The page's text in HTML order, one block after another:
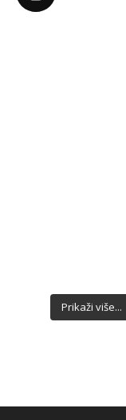
Prikaži više...